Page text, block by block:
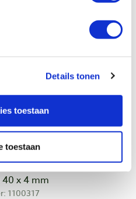
Details tonen
toestaan
toestaan
40 x 4 mm
btw
x 4 mm
1100317